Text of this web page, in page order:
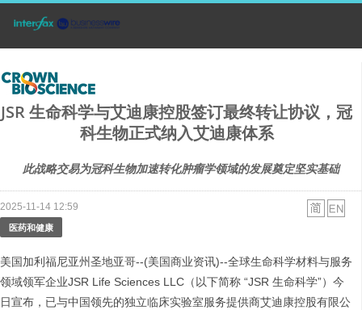
JSR 生命科学与艾迪康控股签订最终转让协议，冠
科生物正式纳入艾迪康体系
此战略交易为冠科生物加速转化肿瘤学领域的发展奠定坚实基础
2025-11-14 12:59
医药和健康
美国加利福尼亚州圣地亚哥--(美国商业资讯)--全球生命科学材料与服务
领域领军企业JSR Life Sciences LLC（以下简称 “JSR 生命科学”）今
日宣布，已与中国领先的独立临床实验室服务提供商艾迪康控股有限公